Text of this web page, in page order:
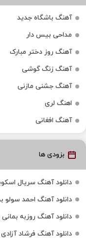
آهنگ باشگاه جدید
مداحی بیس دار
آهنگ روز دختر مبارک
آهنگ زنگ گوشی
آهنگ جشنی مازنی
اهنگ لری
آهنگ افغانی
بزودی ها
دانلود آهنگ سریال اسکویید گیم 3
دانلود آهنگ احمد سولو
دانلود آهنگ روزبه
دانلود آهنگ فرشاد